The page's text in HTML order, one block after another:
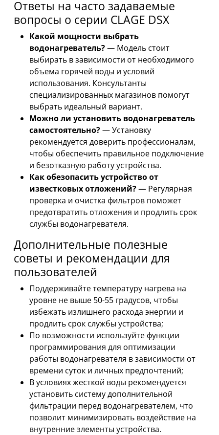
Ответы на часто задаваемые
вопросы о серии CLAGE DSX
Какой мощности выбрать
водонагреватель?— Модель стоит
выбирать в зависимости от необходимого
объема горячей воды и условий
использования. Консультанты
специализированных магазинов помогут
выбрать идеальный вариант.
Можно ли установить водонагреватель
самостоятельно?— Установку
рекомендуется доверить профессионалам,
чтобы обеспечить правильное подключение
и безотказную работу устройства.
Как обезопасить устройство от
известковых отложений?— Регулярная
проверка и очистка фильтров поможет
предотвратить отложения и продлить срок
службы водонагревателя.
Дополнительные полезные
советы и рекомендации для
пользователей
Поддерживайте температуру нагрева на
уровне не выше 50-55 градусов, чтобы
избежать излишнего расхода энергии и
продлить срок службы устройства;
По возможности используйте функции
программирования для оптимизации
работы водонагревателя в зависимости от
времени суток и личных предпочтений;
В условиях жесткой воды рекомендуется
установить систему дополнительной
фильтрации перед водонагревателем, что
позволит минимизировать воздействие на
внутренние элементы устройства.